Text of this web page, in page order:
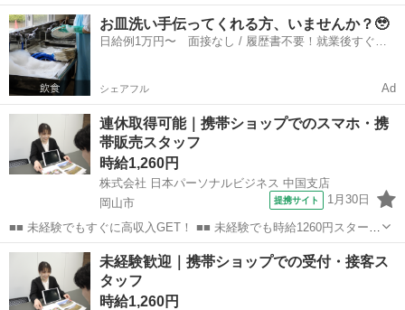
なので、すぐに高収入!! 社員登用制度もあるので、ゆくゆくは社員に
なんてキャリアアップも目指せます!! ■■ 来社不要！カンタン電話登
録!! ■■...
岡山 津山市 店長
お皿洗い手伝ってくれる方、いませんか？🥹
日給例1万円〜 面接なし / 履歴書不要！就業後すぐに
シェアフル Ad
連休取得可能｜携帯ショップでのスマホ・携
帯販売スタッフ
時給1,260円
株式会社 日本パーソナルビジネス 中国支店
岡山市
提携サイト 1月30日
■■ 未経験でもすぐに高収入GET！ ■■ 未経験でも時給1260円スタート
なので、すぐに高収入!! 社員登用制度もあるので、ゆくゆくは社員に
なんてキャリアアップも目指せます!! ■■ 来社不要！カンタン電話登
録!! ■■...
岡山 岡山市 店長
未経験歓迎｜携帯ショップでの受付・接客ス
タッフ
時給1,260円